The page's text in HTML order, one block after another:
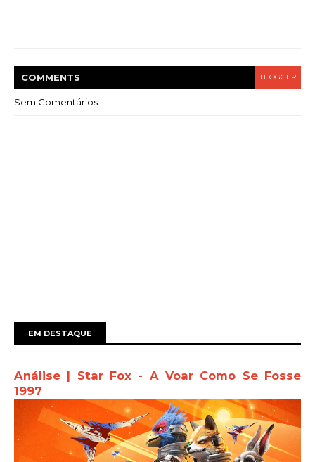
COMMENTS BLOGGER
Sem Comentários:
EM DESTAQUE
Análise | Star Fox - A Voar Como Se Fosse
1997